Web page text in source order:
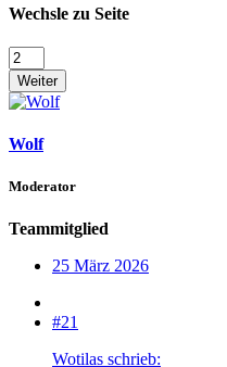
Wechsle zu Seite
Weiter
Wolf
Moderator
Teammitglied
25 März 2026
#21
Wotilas schrieb: